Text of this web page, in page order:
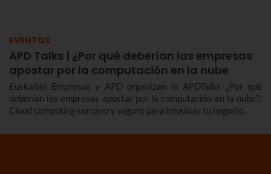
EVENTOS
APD Talks | ¿Por qué deberían las empresas
apostar por la computación en la nube
Euskaltel Empresas y APD organizan el APDTalks ¿Por qué
deberían las empresas apostar por la computación en la nube?:
Cloud computing cercano y seguro para impulsar tu negocio.